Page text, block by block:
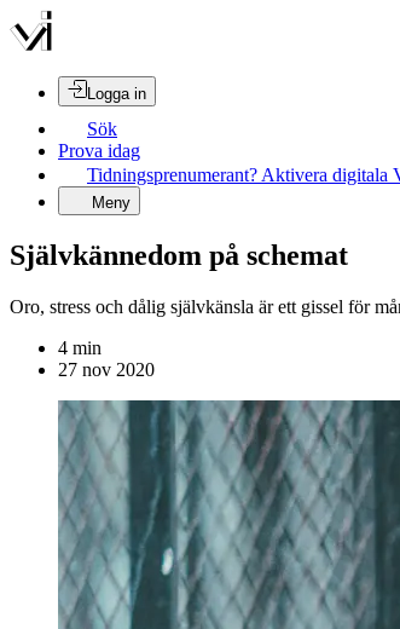
Logga in
Sök
Prova idag
Tidningsprenumerant? Aktivera digitala
Meny
Självkännedom på schemat
Oro, stress och dålig självkänsla är ett gissel för
4 min
27 nov 2020